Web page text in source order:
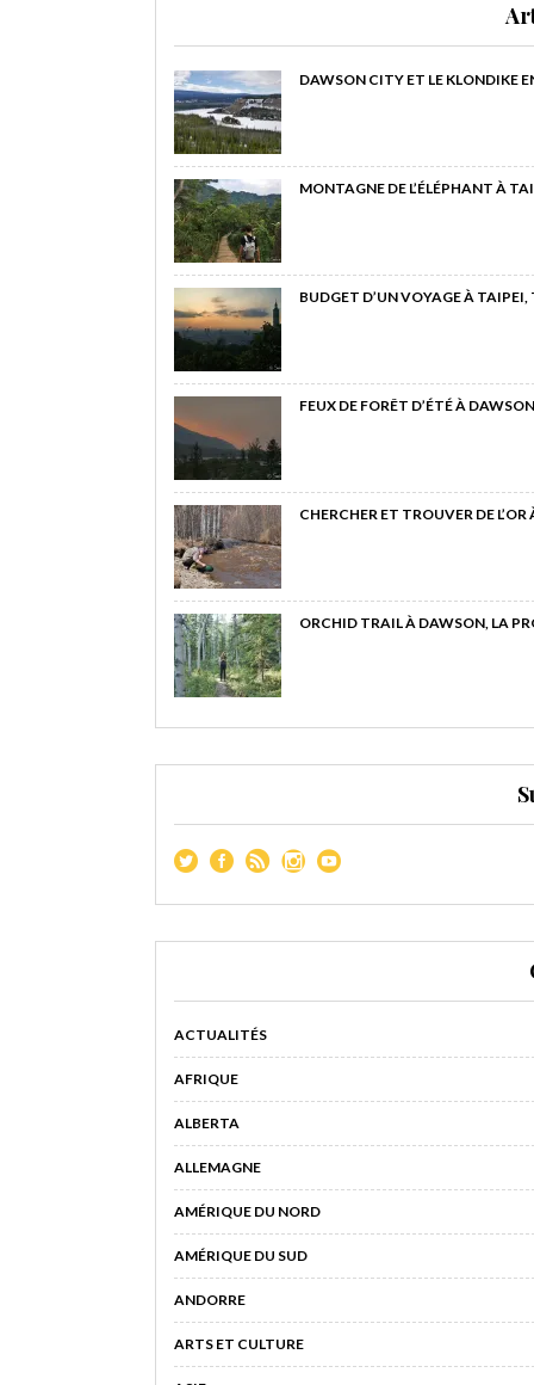
DAWSON CITY ET LE KLONDIKE
MONTAGNE DE L’ÉLÉPHANT À
BUDGET D’UN VOYAGE À
FEUX DE FORÊT D’ÉTÉ À
CHERCHER ET TROUVER DE
ORCHID TRAIL À DAWSON, LA
ACTUALITÉS
AFRIQUE
ALBERTA
ALLEMAGNE
AMÉRIQUE DU NORD
AMÉRIQUE DU SUD
ANDORRE
ARTS ET CULTURE